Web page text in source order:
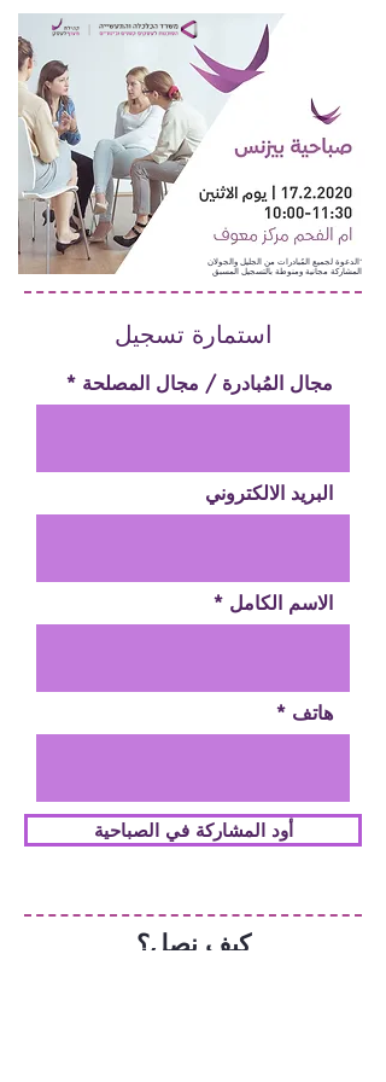
*الدعوة لجميع المُبادرات من الجليل والجولان
المشاركة مجانية ومنوطة بالتسجيل المسبق
استمارة تسجيل
مجال المُبادرة / مجال المصلحة
البريد الالكتروني
الاسم الكامل
هاتف
أود المشاركة في الصباحية
كيف نصل؟